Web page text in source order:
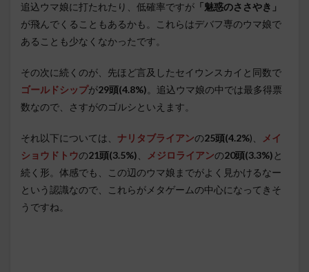
追込ウマ娘に打たれたり、低確率ですが 「魅惑のささやき」
が飛んでくることもあるかも。これらはデバフ専のウマ娘で
あることも少なくなかったです。
その次に続くのが、先ほど言及したセイウンスカイと同数で
ゴールドシップが29頭(4.8%)。追込ウマ娘の中では最多得票
数なので、さすがのゴルシといえます。
それ以下については、 ナリタブライアンの25頭(4.2%)、
メイ
ショウドトウの21頭(3.5%) メジロライアンの20頭(3.3%)と
続く形。体感でも、この辺のウマ娘までがよく見かけるなー
という認識なので、これらがメタゲームの中心になってきそ
うですね。